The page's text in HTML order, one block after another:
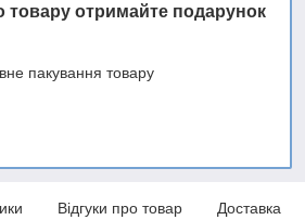
товару отримайте подарунок
пакування товару
Відгуки про товар Доставка